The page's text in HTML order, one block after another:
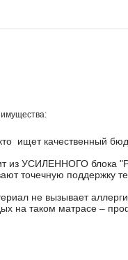
ищет качественный
из УСИЛЕННОГО блока
точечную поддержку
не вызывает
на таком матрасе –